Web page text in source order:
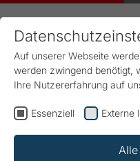
Start Downloads
Auf unserer Webseite
werden zwingend benötigt,
Ihre Nutzererfahrung auf
Essenziell Externe